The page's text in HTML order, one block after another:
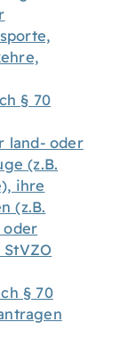
§ 70
land- oder
(z.B.
ihre
(z.B.
oder
§ 70